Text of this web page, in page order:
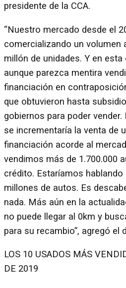
presidente de la CCA.
“Nuestro mercado desde el
comercializando un volumen
millón de unidades. Y en
aunque parezca mentira
financiación en
que obtuvieron hasta
gobiernos para poder
se incrementaría la venta de
financiación acorde al
vendimos más de 1.700.000
crédito. Estaríamos
millones de autos. Es
nada. Más aún en la
no puede llegar al 0km y
para su recambio”, agregó el
LOS 10 USADOS MÁS
DE 2019